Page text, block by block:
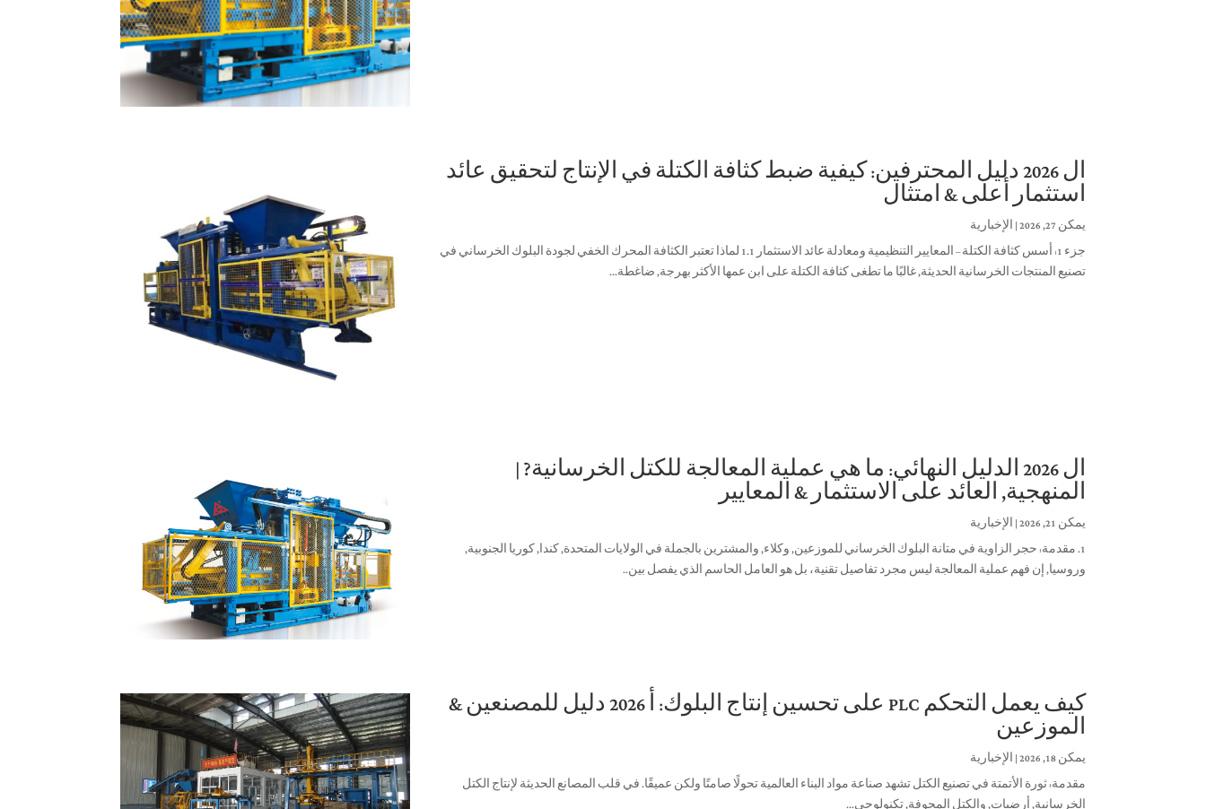
ال 2026 دليل المحترفين: كيفية ضبط كثافة الكتلة في الإنتاج لتحقيق عائد
استثمار أعلى & امتثال
يمكن 27, 2026 | الإخبارية
جزء 1: أسس كثافة الكتلة – المعايير التنظيمية ومعادلة عائد الاستثمار 1.1 لماذا تعتبر الكثافة المحرك الخفي لجودة البلوك الخرساني في
تصنيع المنتجات الخرسانية الحديثة, غالبًا ما تطغى كثافة الكتلة على ابن عمها الأكثر بهرجة, ضاغطة...
ال 2026 الدليل النهائي: ما هي عملية المعالجة للكتل الخرسانية? |
المنهجية, العائد على الاستثمار & المعايير
يمكن 21, 2026 | الإخبارية
1. مقدمة: حجر الزاوية في متانة البلوك الخرساني للموزعين, وكلاء, والمشترين بالجملة في الولايات المتحدة, كندا, كوريا الجنوبية,
وروسيا,إن فهم عملية المعالجة ليس مجرد تفاصيل تقنية، بل هو العامل الحاسم الذي يفصل بين..
كيف يعمل التحكم PLC على تحسين إنتاج البلوك: أ 2026 دليل للمصنعين &
الموزعين
يمكن 18, 2026 | الإخبارية
مقدمة: ثورة الأتمتة في تصنيع الكتل تشهد صناعة مواد البناء العالمية تحولًا صامتًا ولكن عميقًا. في قلب المصانع الحديثة لإنتاج الكتل
الخرسانية, أرضيات, والكتل المجوفة, تكنولوجي...